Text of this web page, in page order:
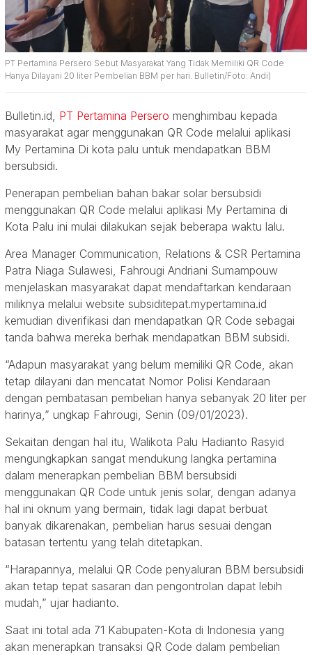
PT Pertamina Persero Sebut Masyarakat Yang Tidak Memiliki QR Code
Hanya Dilayani 20 liter Pembelian BBM per hari. Bulletin/Foto: Andi)
Bulletin.id, PT Pertamina Persero menghimbau kepada
masyarakat agar menggunakan QR Code melalui aplikasi
My Pertamina Di kota palu untuk mendapatkan BBM
bersubsidi.
Penerapan pembelian bahan bakar solar bersubsidi
menggunakan QR Code melalui aplikasi My Pertamina di
Kota Palu ini mulai dilakukan sejak beberapa waktu lalu.
Area Manager Communication, Relations & CSR Pertamina
Patra Niaga Sulawesi, Fahrougi Andriani Sumampouw
menjelaskan masyarakat dapat mendaftarkan kendaraan
miliknya melalui website subsiditepat.mypertamina.id
kemudian diverifikasi dan mendapatkan QR Code sebagai
tanda bahwa mereka berhak mendapatkan BBM subsidi.
“Adapun masyarakat yang belum memiliki QR Code, akan
tetap dilayani dan mencatat Nomor Polisi Kendaraan
dengan pembatasan pembelian hanya sebanyak 20 liter per
harinya,” ungkap Fahrougi, Senin (09/01/2023).
Sekaitan dengan hal itu, Walikota Palu Hadianto Rasyid
mengungkapkan sangat mendukung langka pertamina
dalam menerapkan pembelian BBM bersubsidi
menggunakan QR Code untuk jenis solar, dengan adanya
hal ini oknum yang bermain, tidak lagi dapat berbuat
banyak dikarenakan, pembelian harus sesuai dengan
batasan tertentu yang telah ditetapkan.
“Harapannya, melalui QR Code penyaluran BBM bersubsidi
akan tetap tepat sasaran dan pengontrolan dapat lebih
mudah,” ujar hadianto.
Saat ini total ada 71 Kabupaten-Kota di Indonesia yang
akan menerapkan transaksi QR Code dalam pembelian